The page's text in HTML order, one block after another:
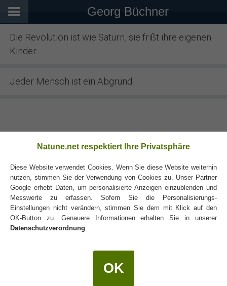
Georg Büchner
Die Revolution ist wie Saturn, sie frißt ihre eigenen
Kinder.
Jeder Mensch ist ein Abgrund.
Natune.net respektiert Ihre Privatsphäre
Diese Website verwendet Cookies. Wenn Sie diese Website weiterhin
nutzen, stimmen Sie der Verwendung von Cookies zu. Unser Partner
Google erhebt Daten, um personalisierte Anzeigen einzublenden und
Messwerte zu erfassen. Sofern Sie die Personalisierungs-
Einstellungen nicht verändern, stimmen Sie dem mit Klick auf den
OK-Button zu. Genauere Informationen erhalten Sie in unserer
Datenschutzverordnung.
OK